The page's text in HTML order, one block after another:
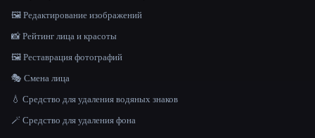
🖼️ Редактирование изображений
📸 Рейтинг лица и красоты
🖼️ Реставрация фотографий
🎭 Смена лица
💧 Средство для удаления водяных знаков
🪄 Средство для удаления фона